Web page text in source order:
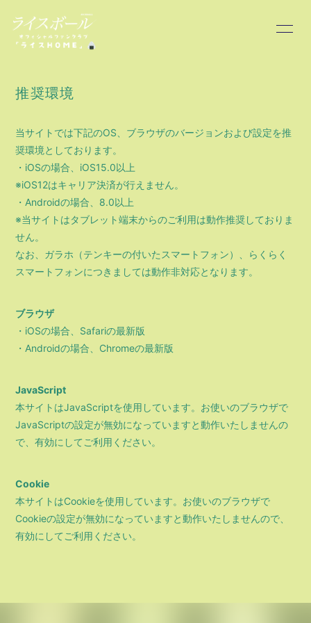
BLOG
PHOTO
会員登録
推奨環境
当サイトでは下記のOS、ブラウザのバージョンおよび設定を推
奨環境としております。
・iOSの場合、iOS15.0以上
※iOS12はキャリア決済が行えません。
・Androidの場合、8.0以上
※当サイトはタブレット端末からのご利用は動作推奨しておりま
せん。
なお、ガラホ（テンキーの付いたスマートフォン）、らくらく
スマートフォンにつきましては動作非対応となります。
ブラウザ
・iOSの場合、Safariの最新版
・Androidの場合、Chromeの最新版
JavaScript
本サイトはJavaScriptを使用しています。お使いのブラウザで
JavaScriptの設定が無効になっていますと動作いたしませんの
で、有効にしてご利用ください。
Cookie
本サイトはCookieを使用しています。お使いのブラウザで
Cookieの設定が無効になっていますと動作いたしませんので、
有効にしてご利用ください。